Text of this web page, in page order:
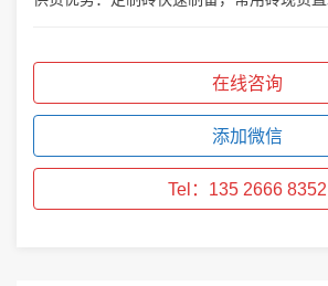
在线咨询
添加微信
Tel：135 2666 8352